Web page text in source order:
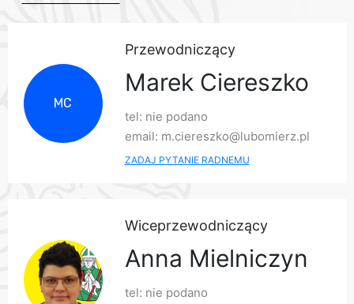
MC
Przewodniczący
Marek Ciereszko
tel: nie podano
email: m.ciereszko@lubomierz.pl
ZADAJ PYTANIE RADNEMU
Wiceprzewodniczący
Anna Mielniczyn
tel: nie podano